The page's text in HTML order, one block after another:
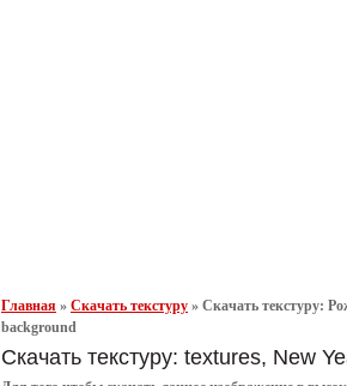
Главная » Скачать текстуру » Скачать текстуру:
background
Скачать текстуру: textures, New